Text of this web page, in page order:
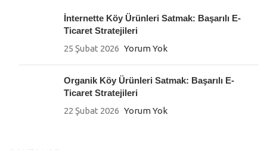
İnternette Köy Ürünleri Satmak: Başarılı E-
Ticaret Stratejileri
25 Şubat 2026 Yorum Yok
Organik Köy Ürünleri Satmak: Başarılı E-
Ticaret Stratejileri
22 Şubat 2026 Yorum Yok